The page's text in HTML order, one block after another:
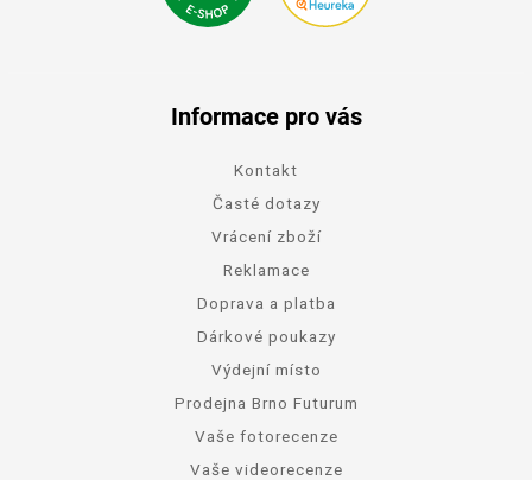
Informace pro vás
Kontakt
Časté dotazy
Vrácení zboží
Reklamace
Doprava a platba
Dárkové poukazy
Výdejní místo
Prodejna Brno Futurum
Vaše fotorecenze
Vaše videorecenze